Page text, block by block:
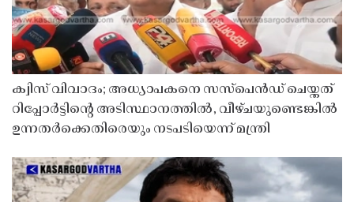
ക്വിസ് വിവാദം; അധ്യാപകനെ സസ്‌പെൻഡ് ചെയ്തത്
റിപ്പോർട്ടിൻ്റെ അടിസ്ഥാനത്തിൽ, വീഴ്ചയുണ്ടെങ്കിൽ
ഉന്നതർക്കെതിരെയും നടപടിയെന്ന് മന്ത്രി